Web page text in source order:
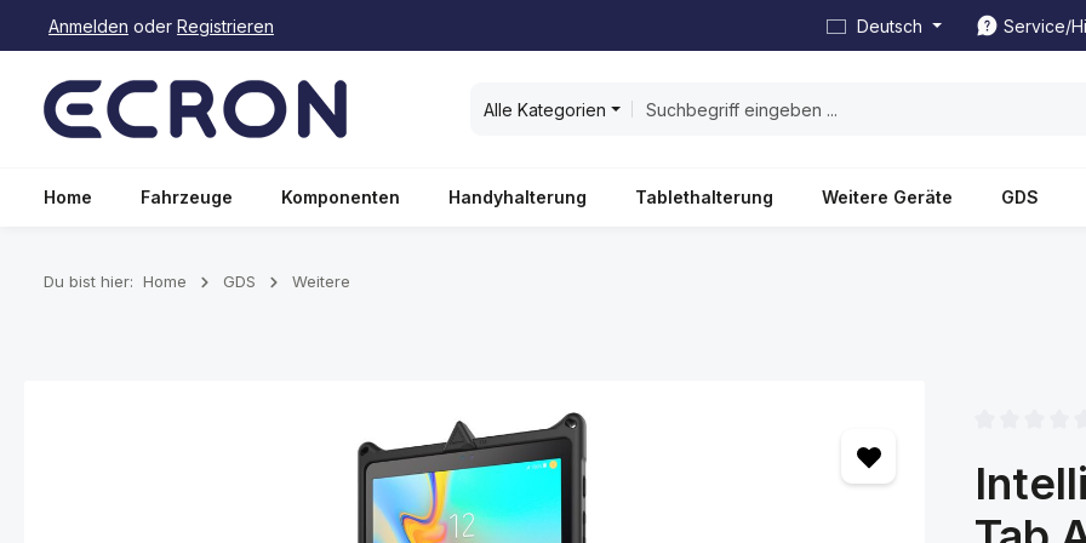
Zur Hauptnavigation springen
Anmelden oder Registrieren Deutsch Service/
Alle Kategorien
Home Fahrzeuge Komponenten Handyhalterung Tablethalterung Weitere Geräte GDS
Du bist hier: Home GDS Weitere